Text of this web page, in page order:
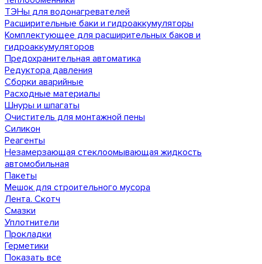
ТЭНы для водонагревателей
Расширительные баки и гидроаккумуляторы
Комплектующее для расширительных баков и
гидроаккумуляторов
Предохранительная автоматика
Редуктора давления
Сборки аварийные
Расходные материалы
Шнуры и шпагаты
Очиститель для монтажной пены
Силикон
Реагенты
Незамерзающая стеклоомывающая жидкость
автомобильная
Пакеты
Мешок для строительного мусора
Лента. Скотч
Смазки
Уплотнители
Прокладки
Герметики
Показать все